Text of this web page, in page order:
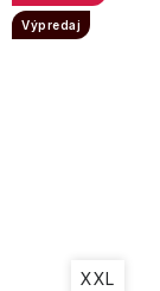
Výpredaj
XXL